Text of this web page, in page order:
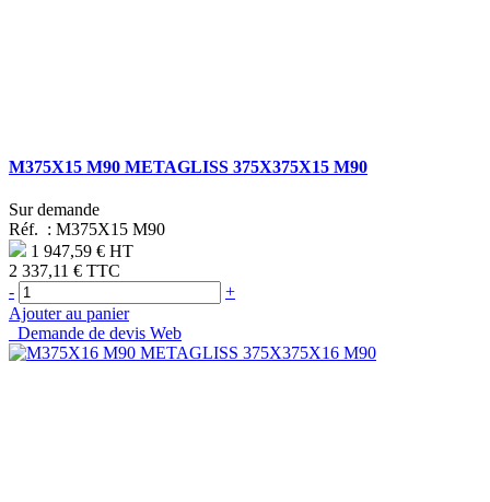
M375X15 M90 METAGLISS 375X375X15 M90
Sur demande
Réf. : M375X15 M90
1 947,59 € HT
2 337,11 € TTC
-
+
Ajouter au panier
Demande de devis Web